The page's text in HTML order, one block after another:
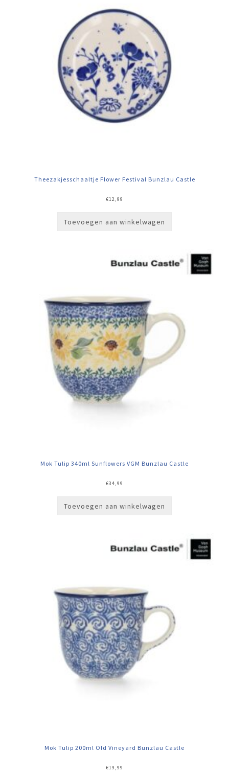
Theezakjesschaaltje Flower Festival Bunzlau Castle
€12,99
Toevoegen aan winkelwagen
Mok Tulip 340ml Sunflowers VGM Bunzlau Castle
€34,99
Toevoegen aan winkelwagen
Mok Tulip 200ml Old Vineyard Bunzlau Castle
€19,99